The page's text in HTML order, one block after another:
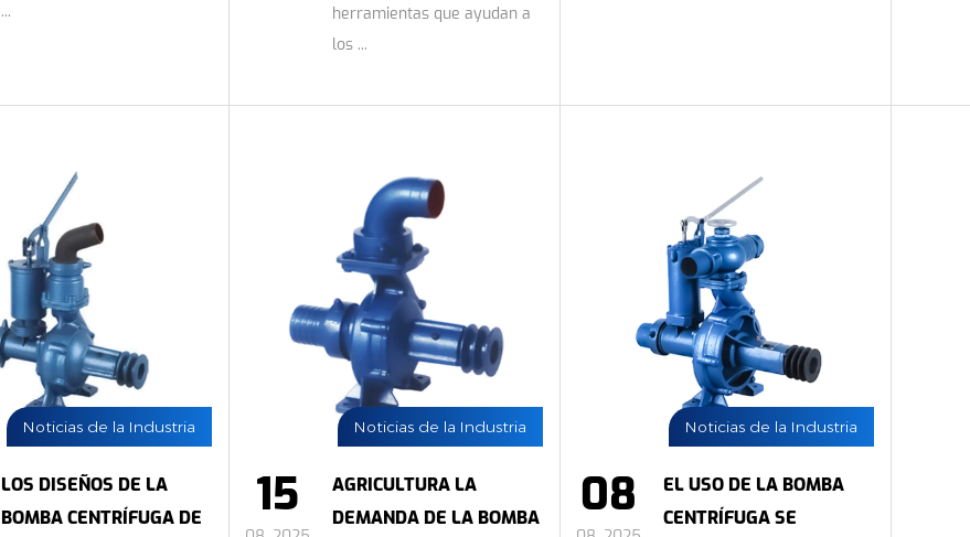
...
herramientas que ayudan a
los ...
Noticias de la Industria
LOS DISEÑOS DE LA
BOMBA CENTRÍFUGA DE
Noticias de la Industria
15
AGRICULTURA LA
DEMANDA DE LA BOMBA
Noticias de la Industria
08
EL USO DE LA BOMBA
CENTRÍFUGA SE